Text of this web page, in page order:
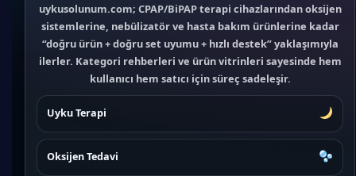
uykusolunum.com; CPAP/BiPAP terapi cihazlarından oksijen
sistemlerine, nebülizatör ve hasta bakım ürünlerine kadar
“doğru ürün + doğru set uyumu + hızlı destek” yaklaşımıyla
ilerler. Kategori rehberleri ve ürün vitrinleri sayesinde hem
kullanıcı hem satıcı için süreç sadeleşir.
Uyku Terapi
Oksijen Tedavi